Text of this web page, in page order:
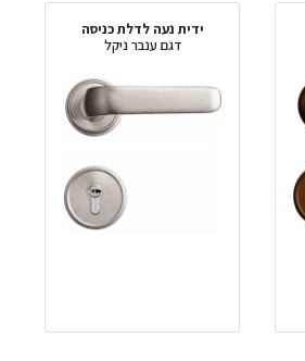
ידית נעה לדלת כניסה
דגם ענבר ניקל